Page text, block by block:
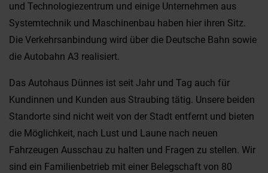
und Technologiezentrum und einige Unternehmen aus
Systemtechnik und Maschinenbau haben hier ihren Sitz.
Die Verkehrsanbindung wird über die Deutsche Bahn sowie
die Autobahn A3 realisiert.
Das Autohaus Dünnes ist seit Jahr und Tag auch für
Kundinnen und Kunden aus Straubing tätig. Unsere beiden
Standorte sind nicht weit von der Stadt entfernt und bieten
die Möglichkeit, nach Lust und Laune nach neuen
Fahrzeugen Ausschau zu halten und Fragen zu stellen. Wir
sind ein Familienbetrieb mit einer Belegschaft von 80